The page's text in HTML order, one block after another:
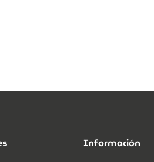
Información